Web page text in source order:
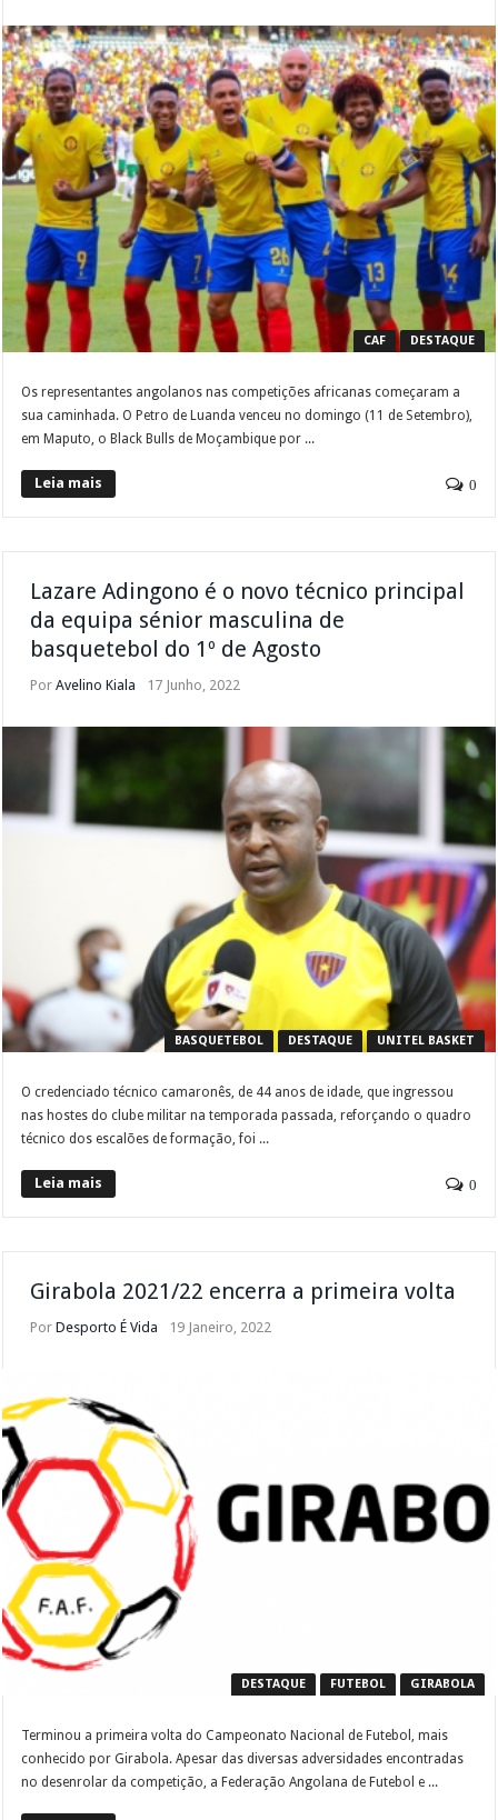
CAF DESTAQUE
Os representantes angolanos nas competições africanas começaram a
sua caminhada. O Petro de Luanda venceu no domingo (11 de Setembro),
em Maputo, o Black Bulls de Moçambique por ...
Leia mais 0
Lazare Adingono é o novo técnico principal
da equipa sénior masculina de
basquetebol do 1º de Agosto
PorAvelino Kiala 17 Junho, 2022
BASQUETEBOL DESTAQUE UNITEL BASKET
O credenciado técnico camaronês, de 44 anos de idade, que ingressou
nas hostes do clube militar na temporada passada, reforçando o quadro
técnico dos escalões de formação, foi ...
Leia mais 0
Girabola 2021/22 encerra a primeira volta
PorDesporto É Vida 19 Janeiro, 2022
DESTAQUE FUTEBOL GIRABOLA
Terminou a primeira volta do Campeonato Nacional de Futebol, mais
conhecido por Girabola. Apesar das diversas adversidades encontradas
no desenrolar da competição, a Federação Angolana de Futebol e ...